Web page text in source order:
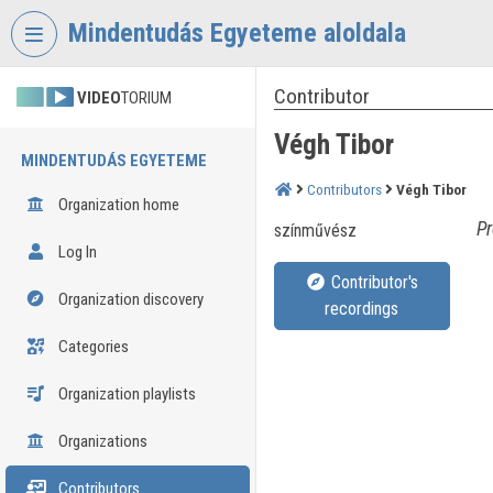
Skip header
Mindentudás Egyeteme aloldala
VIDEOTORIUM
MINDENTUDÁS EGYETEME
Organization home
Log In
Organization discovery
Categories
Organization playlists
Organizations
Contributors
Contributor
Végh Tibor
Contributors Végh Tibor
színművész
Contributor's
recordings